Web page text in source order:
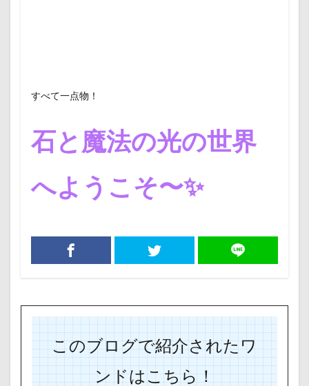
すべて一点物！
石と魔法の光の世界
へようこそ〜✨
このブログで紹介されたワ
ンドはこちら！